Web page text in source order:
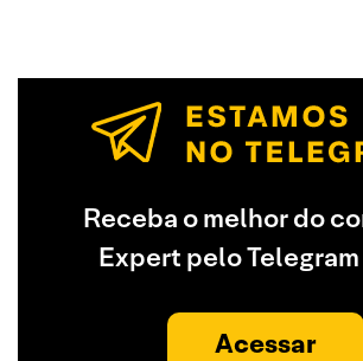
Receba o melhor do
Expert pelo Telegram
Acessar